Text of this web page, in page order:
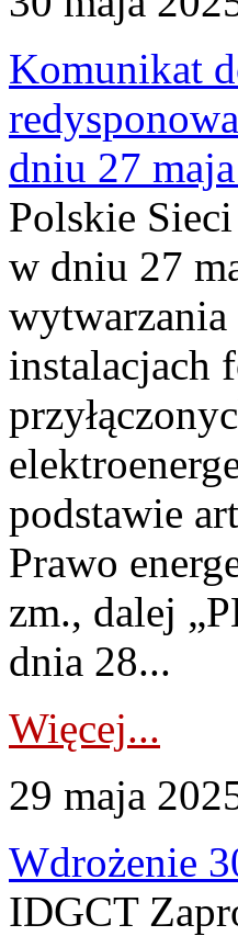
Komunikat
dniu 27
Polskie
w dniu 27
instalacjach
podstawie
Prawo
zm., dalej
dnia 28...
Więcej...
29 maja
Wdrożenie
IDGCT